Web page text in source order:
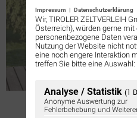
Impressum | Datenschutzerklärung
Wir, TIROLER ZELTVERLEIH
Österreich), würden gerne
personenbezogene Daten
Nutzung der Website nicht
eine noch engere Interaktion
treffen Sie bitte eine Auswahl:
Analyse / Statistik (1
Anonyme Auswertung zur
Fehlerbehebung und